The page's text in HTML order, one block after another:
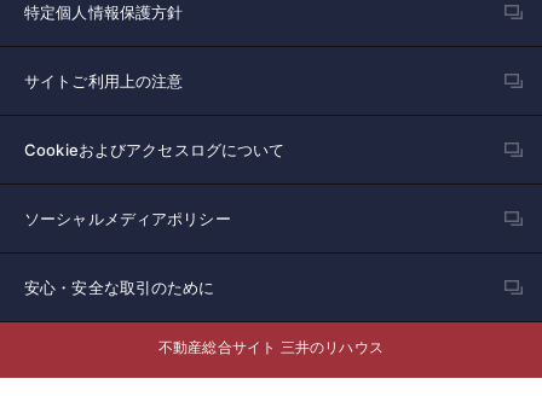
特定個人情報保護方針
サイトご利用上の注意
Cookieおよびアクセスログについて
ソーシャルメディアポリシー
安心・安全な取引のために
不動産総合サイト 三井のリハウス